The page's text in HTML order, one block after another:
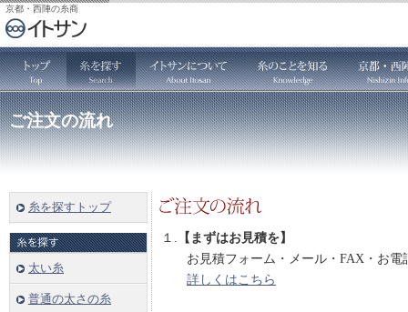
京都・西陣の糸商
ご注文の流れ
糸を探すトップ
太い糸
普通の太さの糸
１. 【まずはお見積を】
お見積フォーム・メール・FAX・お電
詳しくはこちら